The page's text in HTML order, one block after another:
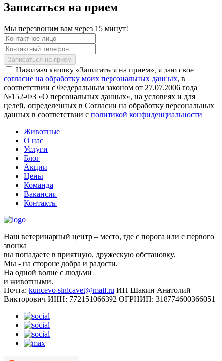
Записаться на прием
Мы перезвоним вам через 15 минут!
Нажимая кнопку «Записаться на прием», я даю свое
согласие на обработку моих персональных данных, в
соответствии с Федеральным законом от 27.07.2006 года
№152-ФЗ «О персональных данных», на условиях и для
целей, определенных в Согласии на обработку персональных
данных в соответствии с политикой конфиденциальности
Животные
О нас
Услуги
Блог
Акции
Цены
Команда
Вакансии
Контакты
Наш ветеринарный центр – место, где с порога или с первого
звонка
вы попадаете в приятную, дружескую обстановку.
Мы - на стороне добра и радости.
На одной волне с людьми
и животными.
Почта: kuncevo-sinicavet@mail.ru ИП Шакин Анатолий
Викторович ИНН: 772151066392 ОГРНИП: 318774600366051